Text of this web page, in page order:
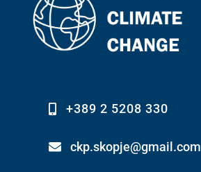
+389 2 5208 330
ckp.skopje@gmail.com